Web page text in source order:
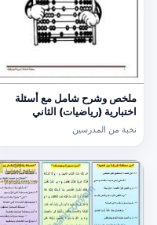
ملخص وشرح شامل مع أسئلة
اختبارية (رياضيات) الثاني
نخبة من المدرسين